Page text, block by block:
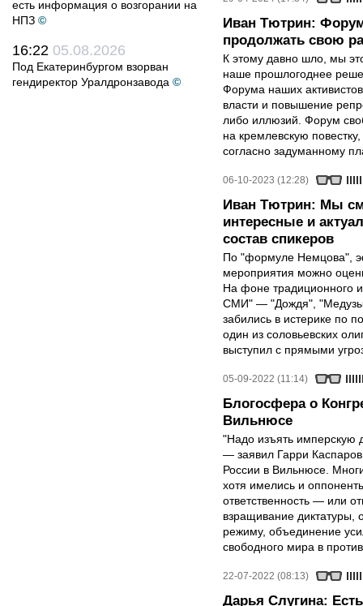
есть информация о возгорании на
НПЗ ©
16:22 05.08.2026
Под Екатеринбургом взорван
гендиректор Уралдронзавода ©
Иван Тютрин:
продолжать свою
К этому давно шло, мы
наше прошлогоднее
Форума наших
власти и повышение
либо иллюзий. Форум
на кремлевскую
согласно задуманному
06-10-2023 (12:28)
Иван Тютрин: Мы
интересные и
состав спикеров
По "формуле Немцова",
мероприятия можно
На фоне традиционного
СМИ" — "Дождя",
забились в истерике по
один из соловьевских
выступил с прямыми
05-09-2022 (11:14)
Блогосфера о
Вильнюсе
"Надо изъять имперскую
— заявил Гарри
России в Вильнюсе.
хотя имелись и
ответственность — или
взращивание диктатуры,
режиму, объединение
свободного мира в
22-07-2022 (08:13)
Дарья Слугина: